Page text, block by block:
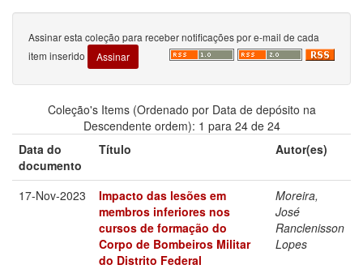
Assinar esta coleção para receber notificações por e-mail de cada
item inserido
Coleção's Items (Ordenado por Data de depósito na
Descendente ordem): 1 para 24 de 24
Data do
documento
Título Autor(es)
17-Nov-2023
Impacto das lesões em
membros inferiores nos
cursos de formação do
Corpo de Bombeiros Militar
do Distrito Federal
Moreira,
José
Ranclenisson
Lopes